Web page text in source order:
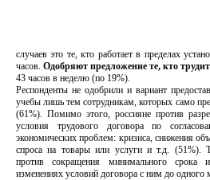
случаев это те, кто работает в пределах
часов. Одобряют предложение те, кто
43 часов в неделю (по 19%).
Респонденты не одобрили и вариант
учебы лишь тем сотрудникам, которых само
(61%). Помимо этого, россияне против
условия трудового договора по
экономических проблем: кризиса, снижения
спроса на товары или услуги и т.д. (51%).
против сокращения минимального срока
изменениях условий договора с ним до одного